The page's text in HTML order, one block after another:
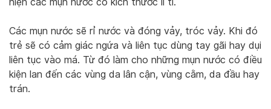
Các mụn nước sẽ rỉ nước và đóng vảy, tróc vảy. Khi đó
trẻ sẽ có cảm giác ngứa và liên tục dùng tay gãi hay dụi
liên tục vào má. Từ đó làm cho những mụn nước có điều
kiện lan đến các vùng da lân cận, vùng cằm, da đầu hay
trán.